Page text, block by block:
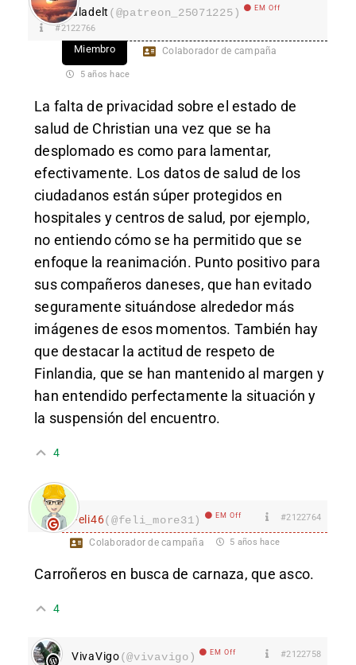
aladelt (@patreon_25071225) EM Off
#2122766
Miembro Colaborador de campaña
5 años hace
La falta de privacidad sobre el estado de
salud de Christian una vez que se ha
desplomado es como para lamentar,
efectivamente. Los datos de salud de los
ciudadanos están súper protegidos en
hospitales y centros de salud, por ejemplo,
no entiendo cómo se ha permitido que se
enfoque la reanimación. Punto positivo para
sus compañeros daneses, que han evitado
seguramente situándose alrededor más
imágenes de esos momentos. También hay
que destacar la actitud de respeto de
Finlandia, que se han mantenido al margen y
han entendido perfectamente la situación y
la suspensión del encuentro.
4
Feli46(@feli_more31) EM Off #2122764
Colaborador de campaña 5 años hace
Carroñeros en busca de carnaza, que asco.
4
VivaVigo(@vivavigo) EM Off #2122758